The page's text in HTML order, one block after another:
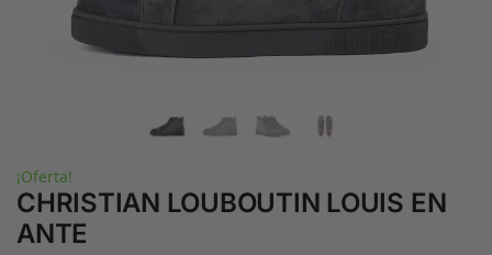
¡Oferta!
CHRISTIAN LOUBOUTIN LOUIS EN
ANTE